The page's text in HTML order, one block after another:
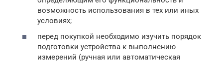
возможность использования в тех или иных
условиях;
перед покупкой необходимо изучить порядок
подготовки устройства к выполнению
измерений (ручная или автоматическая